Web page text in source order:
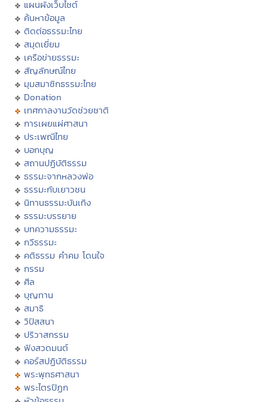
แผนผังเว็บไซต์
ค้นหาข้อมูล
ติดต่อธรรมะไทย
สมุดเยี่ยม
เครือข่ายธรรมะ
สัญลักษณ์ไทย
มุมสมาชิกธรรมะไทย
Donation
เทศกาลงานวัดช่วยชาติ
การเผยแผ่ศาสนา
ประเพณีไทย
บอกบุญ
สถานปฏิบัติธรรม
ธรรมะจากหลวงพ่อ
ธรรมะกับเยาวชน
นิทานธรรมะบันเทิง
ธรรมะบรรยาย
บทความธรรมะ
กวีธรรมะ
คติธรรม คำคม โดนใจ
กรรม
ศีล
บุญทาน
สมาธิ
วิปัสสนา
ปริวาสกรรม
ฟังสวดมนต์
คอร์สปฏิบัติธรรม
พระพุทธศาสนา
พระไตรปิฏก